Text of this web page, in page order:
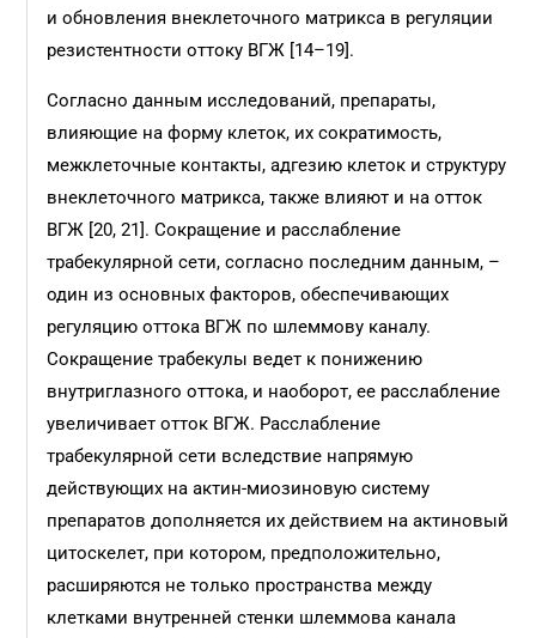
и обновления внеклеточного матрикса в регуляции
резистентности оттоку ВГЖ [14–19].
Согласно данным исследований, препараты,
влияющие на форму клеток, их сократимость,
межклеточные контакты, адгезию клеток и структуру
внеклеточного матрикса, также влияют и на отток
ВГЖ [20, 21]. Сокращение и расслабление
трабекулярной сети, согласно последним данным, –
один из основных факторов, обеспечивающих
регуляцию оттока ВГЖ по шлеммову каналу.
Сокращение трабекулы ведет к понижению
внутриглазного оттока, и наоборот, ее расслабление
увеличивает отток ВГЖ. Расслабление
трабекулярной сети вследствие напрямую
действующих на актин-миозиновую систему
препаратов дополняется их действием на актиновый
цитоскелет, при котором, предположительно,
расширяются не только пространства между
клетками внутренней стенки шлеммова канала